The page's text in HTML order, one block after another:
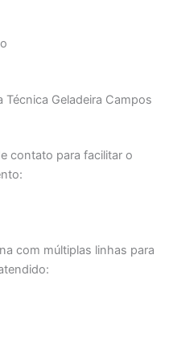
Geladeira Campos
contato para facilitar o
com múltiplas linhas para